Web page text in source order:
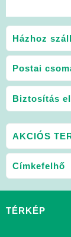
Házhoz
Postai
Biztosítás
AKCIÓS
Címkefelhő
TÉRKÉP